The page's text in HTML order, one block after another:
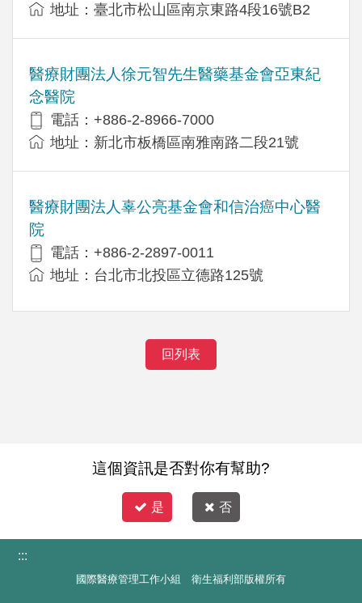
地址：臺北市松山區南京東路4段16號B2
醫療財團法人徐元智先生醫藥基金會亞東紀
念醫院
電話：+886-2-8966-7000
地址：新北市板橋區南雅南路二段21號
醫療財團法人辜公亮基金會和信治癌中心醫
院
電話：+886-2-2897-0011
地址：台北市北投區立德路125號
回列表
這個資訊是否對你有幫助?
是 否
:::
國際醫療管理工作小組 衛生福利部版權所有